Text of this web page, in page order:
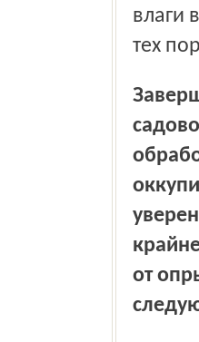
влаги
тех
Завершая свой рассказ, Игорь заметил: сейчас многие
от